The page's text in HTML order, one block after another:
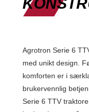
Agrotron Serie 6
med unikt design.
komforten er i
brukervennlig
Serie 6 TTV